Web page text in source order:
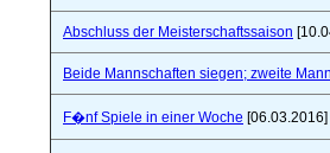
Abschluss der Meisterschaftssaison
Beide Mannschaften siegen; zweite
F�nf Spiele in einer Woche [06.03.2016]